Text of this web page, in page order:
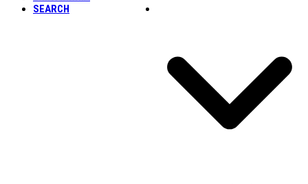
SEARCH